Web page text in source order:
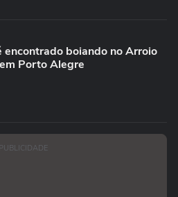
encontrado boiando no Arroio
Porto Alegre
PUBLICIDADE